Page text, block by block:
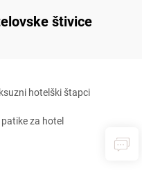
štivice
hotelški štapci
za hotel